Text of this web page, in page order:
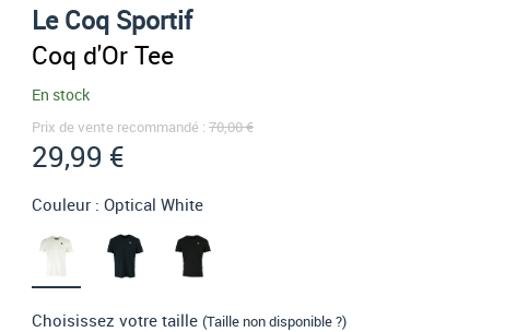
Le Coq Sportif
Coq d'Or Tee
En stock
Prix de vente recommandé : 70,00 €
29,99 €
Couleur : Optical White
Choisissez votre taille (Taille non disponible ?)